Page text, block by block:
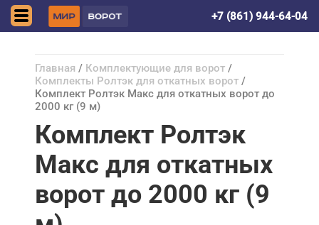
+7 (861) 944-64-04
Главная / Комплектующие для ворот /
Комплекты Ролтэк для откатных ворот /
Комплект Ролтэк Макс для откатных ворот до
2000 кг (9 м)
Комплект Ролтэк
Макс для откатных
ворот до 2000 кг (9